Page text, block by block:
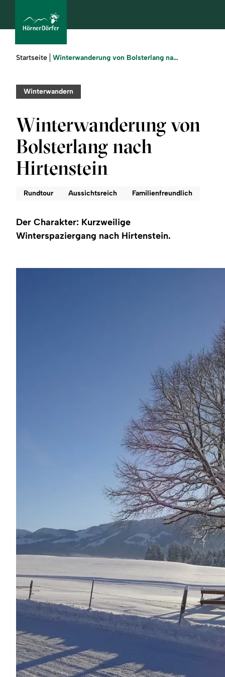
Urlaub
buchen
Sommer
Region
Sie
Startseite Winterwanderung von Bolsterlang nach Hirtenstein
Winterwandern
Winterwanderung von
Bolsterlang nach
Hirtenstein
Rundtour Aussichtsreich Familienfreundlich
Der Charakter: Kurzweilige
Winterspaziergang nach Hirtenstein.